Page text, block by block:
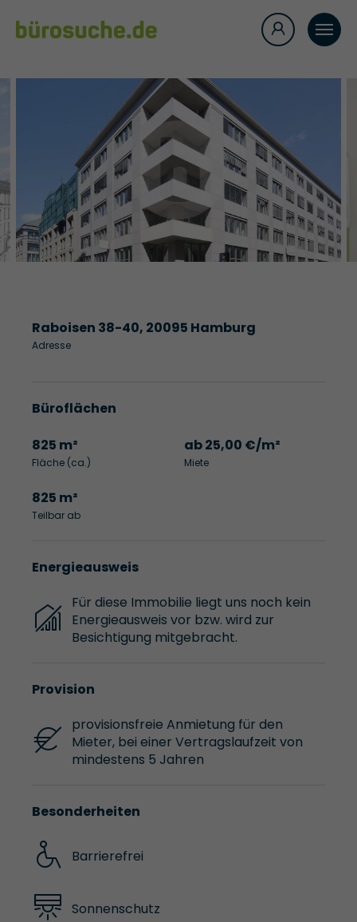
Raboisen 38-40, 20095 Hamburg
Adresse
Büroflächen
825 m²
Fläche (ca.)
ab 25,00 €/m²
Miete
825 m²
Teilbar ab
Energieausweis
Für diese Immobilie liegt uns noch kein
Energieausweis vor bzw. wird zur
Besichtigung mitgebracht.
Provision
provisionsfreie Anmietung für den
Mieter, bei einer Vertragslaufzeit von
mindestens 5 Jahren
Besonderheiten
Barrierefrei
Sonnenschutz